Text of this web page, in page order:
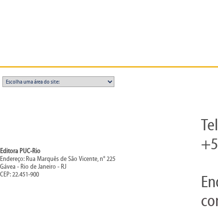
Editora PUC-Rio
Endereço: Rua Marquês de São Vicente, n° 225
Gávea - Rio de Janeiro - RJ
CEP: 22.451-900